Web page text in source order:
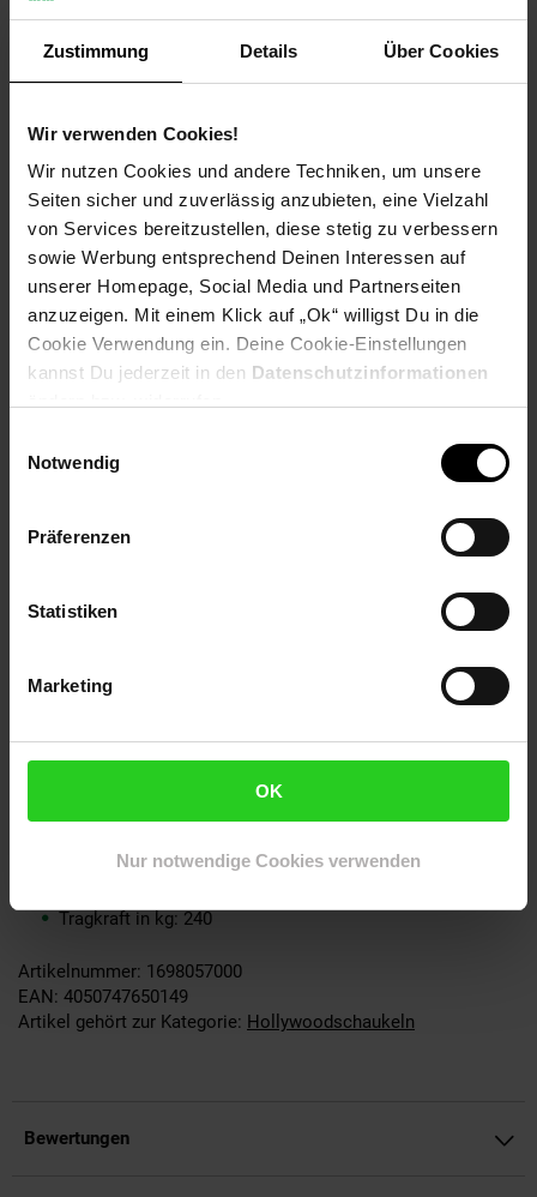
Zustimmung Details Über Cookies
Wir verwenden Cookies!
Wir nutzen Cookies und andere Techniken, um unsere
Seiten sicher und zuverlässig anzubieten, eine Vielzahl
von Services bereitzustellen, diese stetig zu verbessern
sowie Werbung entsprechend Deinen Interessen auf
unserer Homepage, Social Media und Partnerseiten
anzuzeigen. Mit einem Klick auf „Ok“ willigst Du in die
Cookie Verwendung ein. Deine Cookie-Einstellungen
kannst Du jederzeit in den Datenschutzinformationen
Notwendig
Präferenzen
Statistiken
Marketing
OK
Nur notwendige Cookies verwenden
Solide 3-sitzer Hollywoodschaukel FLORIDA, Gestell grau
pulverbeschichtet, Bezug cremefarben mit braunen Kedern.
Kunststoffgewebe gefertigt. Die abnehmbare Auflage hat eine
Maße: Breite: 170cm, Breite der Sitzfläche: 120cm, Tiefe:
110cm, Tiefe der Sitzfläche: 45cm, Höhe: 153cm, Höhe der
Rückenlehne: 47cm.
Material Bezüge: 100% Polyester
Anzahl Sitzplätze: 3
Breite: 170
Eigenschaft 1: Metallgestell grau
Eigenschaft 2: 3-sitzer
Elektroprodukt: Nein
Grundpreispflicht: Nein
Größensystem: cm
Kontaktadresse für Produktsicherheit: Stremmel Import
und Handel GmbH | Hohleichenrain 6, 35708, Haiger,
Lieferzustand: Montage erforderlich
Materialzusammensetzung: 100% Polyester
Tragkraft in kg: 240
Artikelnummer: 1698057000
EAN: 4050747650149
Artikel gehört zur Kategorie: Hollywoodschaukeln
Bewertungen